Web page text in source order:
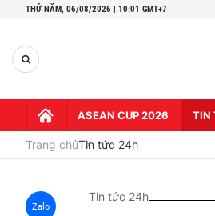
THỨ NĂM, 06/08/2026 | 10:01 GMT+7
ASEAN CUP 2026 TIN
Trang chủTin tức 24h
Zalo
Tin tức 24h